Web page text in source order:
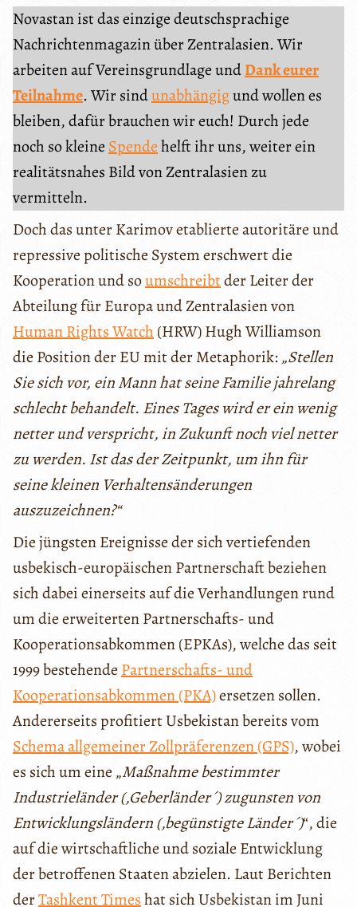
Novastan ist das einzige deutschsprachige
Nachrichtenmagazin über Zentralasien. Wir
arbeiten auf Vereinsgrundlage undDank eurer
Teilnahme. Wir sindunabhängigund wollen es
bleiben, dafür brauchen wir euch! Durch jede
noch so kleine Spendehelft ihr uns, weiter ein
realitätsnahes Bild von Zentralasien zu
vermitteln.
Doch das unter Karimov etablierte autoritäre und
repressive politische System erschwert die
Kooperation und soumschreibtder Leiter der
Abteilung für Europa und Zentralasien von
Human Rights Watch (HRW) Hugh Williamson
die Position der EU mit der Metaphorik: „Stellen
Sie sich vor, ein Mann hat seine Familie jahrelang
schlecht behandelt. Eines Tages wird er ein wenig
netter und verspricht, in Zukunft noch viel netter
zu werden. Ist das der Zeitpunkt, um ihn für
seine kleinen Verhaltensänderungen
auszuzeichnen?“
Die jüngsten Ereignisse der sich vertiefenden
usbekisch-europäischen Partnerschaft beziehen
sich dabei einerseits auf die Verhandlungen rund
um die erweiterten Partnerschafts- und
Kooperationsabkommen (EPKAs), welche das seit
1999 bestehende Partnerschafts- und
Kooperationsabkommen (PKA)ersetzen sollen.
Andererseits profitiert Usbekistan bereits vom
Schema allgemeiner Zollpräferenzen (GPS), wobei
es sich um eine „Maßnahme bestimmter
Industrieländer (,Geberländer´) zugunsten von
Entwicklungsländern (,begünstigte Länder´)“, die
auf die wirtschaftliche und soziale Entwicklung
der betroffenen Staaten abzielen. Laut Berichten
derTashkent Timeshat sich Usbekistan im Juni